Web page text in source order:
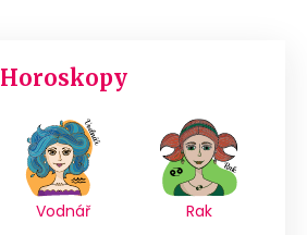
Horoskopy
Vodnář Rak